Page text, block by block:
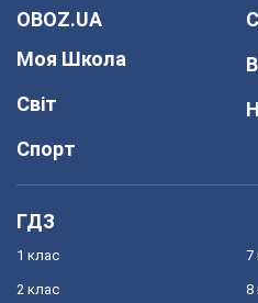
OBOZ.UA
Моя Школа
Світ
Спорт
ГДЗ
1 клас
2 клас
7
8